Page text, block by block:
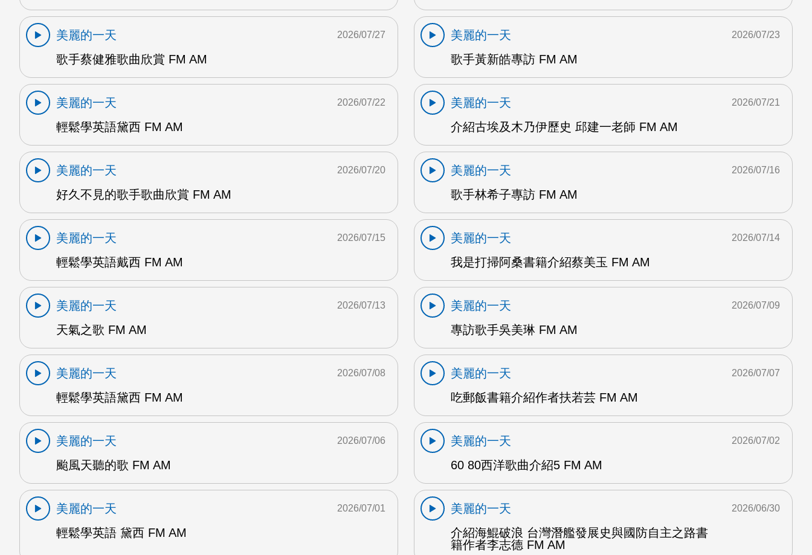
美麗的一天
歌手蔡健雅歌曲欣賞 FM AM
2026/07/27
美麗的一天
歌手黃新皓專訪 FM AM
2026/07/23
美麗的一天
輕鬆學英語黛西 FM AM
2026/07/22
美麗的一天
介紹古埃及木乃伊歷史 邱建一老師 FM AM
2026/07/21
美麗的一天
好久不見的歌手歌曲欣賞 FM AM
2026/07/20
美麗的一天
歌手林希子專訪 FM AM
2026/07/16
美麗的一天
輕鬆學英語戴西 FM AM
2026/07/15
美麗的一天
我是打掃阿桑書籍介紹蔡美玉 FM AM
2026/07/14
美麗的一天
天氣之歌 FM AM
2026/07/13
美麗的一天
專訪歌手吳美琳 FM AM
2026/07/09
美麗的一天
輕鬆學英語黛西 FM AM
2026/07/08
美麗的一天
吃郵飯書籍介紹作者扶若芸 FM AM
2026/07/07
美麗的一天
颱風天聽的歌 FM AM
2026/07/06
美麗的一天
60 80西洋歌曲介紹5 FM AM
2026/07/02
美麗的一天
輕鬆學英語 黛西 FM AM
2026/07/01
美麗的一天
介紹海鯤破浪 台灣潛艦發展史與國防自主之路書
籍作者李志德 FM AM
2026/06/30